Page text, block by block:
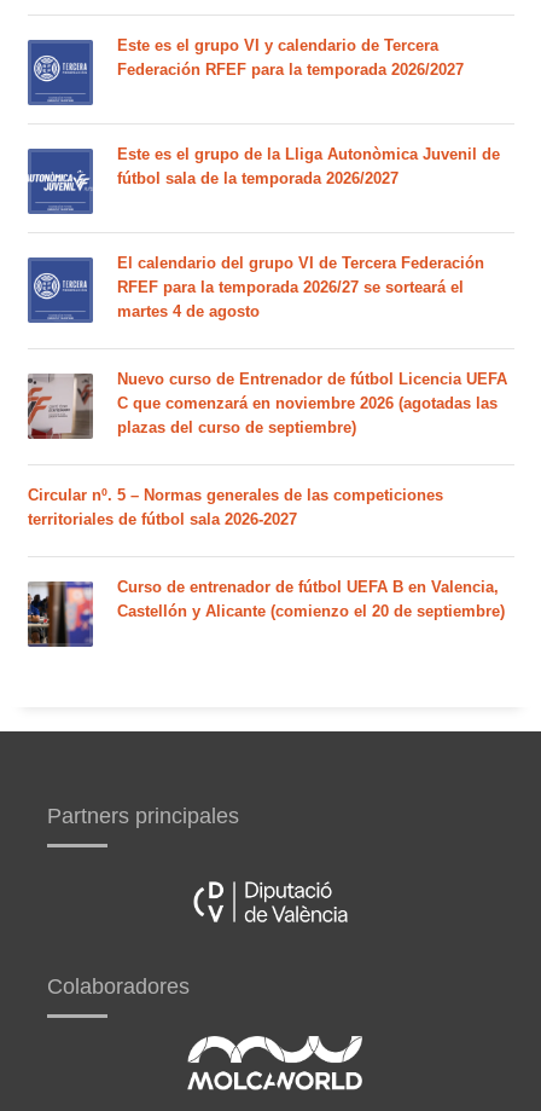
Este es el grupo VI y calendario de Tercera
Federación RFEF para la temporada 2026/2027
Este es el grupo de la Lliga Autonòmica Juvenil de
fútbol sala de la temporada 2026/2027
El calendario del grupo VI de Tercera Federación
RFEF para la temporada 2026/27 se sorteará el
martes 4 de agosto
Nuevo curso de Entrenador de fútbol Licencia UEFA
C que comenzará en noviembre 2026 (agotadas las
plazas del curso de septiembre)
Circular nº. 5 – Normas generales de las competiciones
territoriales de fútbol sala 2026-2027
Curso de entrenador de fútbol UEFA B en Valencia,
Castellón y Alicante (comienzo el 20 de septiembre)
Partners principales
Colaboradores